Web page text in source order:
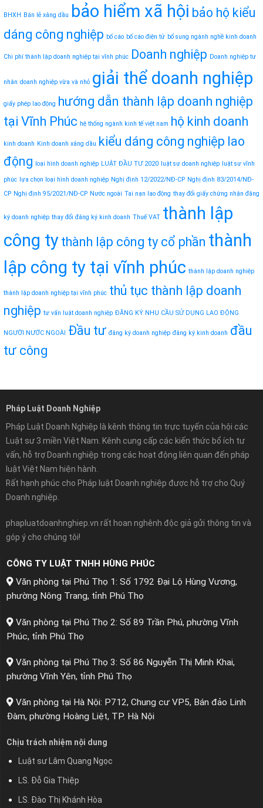
BHXH Bán lẻ xăng dầu bảo hiểm xã hội bảo hộ kiểu
dáng công nghiệp bố cáo bố cáo điện tử bổ sung ngành nghề kinh doanh
Chi phí thành lập doanh nghiệp tại vĩnh phúc Doanh nghiệp Doanh nghiệp tư
nhân doanh nghiệp vừa và nhỏ giải thể doanh nghiệp
giấy phép lao động
hướng dẫn thành lập doanh nghiệp
tại Vĩnh Phúc hệ thống ngành kinh tế việt nam hộ kinh doanh
kinh doanh Kinh doanh xăng dầu kiểu dáng công nghiệp lao
động
loại hình doanh nghiệp LUẬT ĐẦU TƯ 2020 luật sư doanh nghiệp luật sư vĩnh
phúc lựa chọn loại hình doanh nghiệp Nghị định 12/2022/NĐ-CP Nghị định 83/2014/NĐ-
CP Nghị định 95/2021/NĐ-CP Nước ngoài Tai nạn lao động thay đổi giấy chứng nhận đăng
ký doanh nghiệp thay đổi đăng ký kinh doanh Thuế VAT thành lập
công ty thành lập công ty cổ phần thành
lập công ty tại vĩnh phúc thành lập doanh nghiệp
thành lập doanh nghiệp tại vĩnh phúc thủ tục thành lập doanh
nghiệp tư vấn luật doanh nghiệp ĐĂNG KÝ NHU CẦU SỬ DỤNG LAO ĐỘNG
NGƯỜI NƯỚC NGOÀI Đầu tư đăng ký doanh nghiệp đăng ký kinh doanh đầu
tư công
Pháp Luật Doanh Nghiệp
Pháp Luật Doanh Nghiệp là kênh thông tin trực tuyến của hội các
Luật sư 3 miền Việt Nam. Kênh cung cấp các kiến thức bổ ích tư
vấn, hỗ trợ Doanh nghiệp trong các hoạt động liên quan đến pháp
luật Việt Nam hiện hành.
Rất hạnh phúc cho Pháp luật Doanh nghiệp được hỗ trợ cho Quý
Doanh nghiệp.
phapluatdoanhnghiep.vn rất hoan nghênh độc giả gửi thông tin và
góp ý cho chúng tôi!
CÔNG TY LUẬT TNHH HÙNG PHÚC
Văn phòng tại Phú Thọ 1: Số 1792 Đại Lộ Hùng Vương,
phường Nông Trang, tỉnh Phú Thọ
Văn phòng tại Phú Thọ 2: Số 89 Trần Phú, phường Vĩnh
Phúc, tỉnh Phú Thọ
Văn phòng tại Phú Thọ 3: Số 86 Nguyễn Thị Minh Khai,
phường Vĩnh Yên, tỉnh Phú Thọ
Văn phòng tại Hà Nội: P712, Chung cư VP5, Bán đảo Linh
Đàm, phường Hoàng Liệt, TP. Hà Nội
Chịu trách nhiệm nội dung
Luật sư Lâm Quang Ngọc
LS. Đỗ Gia Thiệp
LS. Đào Thị Khánh Hòa